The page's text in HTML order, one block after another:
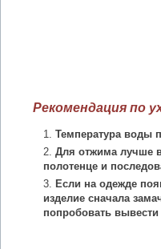
Рекомендация по
Температура воды
Для отжима лучше
полотенце и
Если на одежде
изделие сначала
попробовать